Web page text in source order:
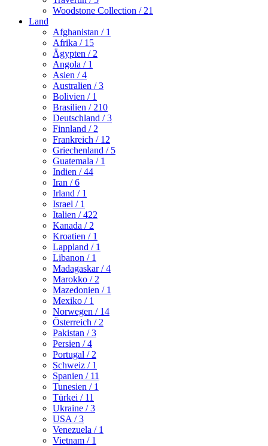
Woodstone Collection / 21
Land
Afghanistan / 1
Afrika / 15
Ägypten / 2
Angola / 1
Asien / 4
Australien / 3
Bolivien / 1
Brasilien / 210
Deutschland / 3
Finnland / 2
Frankreich / 12
Griechenland / 5
Guatemala / 1
Indien / 44
Iran / 6
Irland / 1
Israel / 1
Italien / 422
Kanada / 2
Kroatien / 1
Lappland / 1
Libanon / 1
Madagaskar/ 4
Marokko / 2
Mazedonien / 1
Mexiko / 1
Norwegen / 14
Österreich / 2
Pakistan / 3
Persien / 4
Portugal / 2
Schweiz / 1
Spanien / 11
Tunesien / 1
Türkei / 11
Ukraine / 3
USA / 3
Venezuela / 1
Vietnam / 1